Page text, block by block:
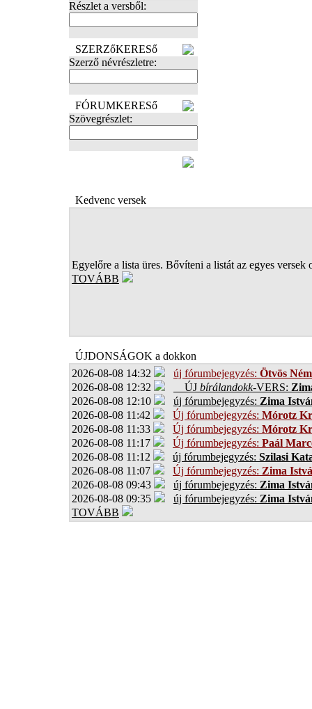
Részlet a versből:
SZERZőKERESő
Szerző névrészletre:
FÓRUMKERESő
Szövegrészlet:
Kedvenc versek
Egyelőre a lista üres. Bővíteni a listát az egyes versek
TOVÁBB
ÚJDONSÁGOK a dokkon
2026-08-08 14:32
új fórumbejegyzés: Ötvös
2026-08-08 12:32
ÚJ bírálandokk-VERS:
2026-08-08 12:10
új fórumbejegyzés: Zima
2026-08-08 11:42
Új fórumbejegyzés: Mórotz
2026-08-08 11:33
Új fórumbejegyzés: Mórotz
2026-08-08 11:17
Új fórumbejegyzés: Paál
2026-08-08 11:12
új fórumbejegyzés: Szilasi
2026-08-08 11:07
Új fórumbejegyzés: Zima
2026-08-08 09:43
új fórumbejegyzés: Zima
2026-08-08 09:35
új fórumbejegyzés: Zima
TOVÁBB